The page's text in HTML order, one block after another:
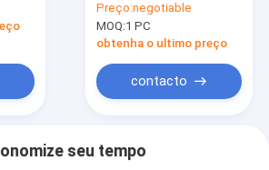
S
60km da fibra de
10GBASE-BX SMF
SFP+
Preço:negotiable
MOQ:1 PC
obtenha o ultimo preço
contacto
seu tempo